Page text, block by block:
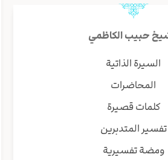
حبيب الكاظمي
السيرة الذاتية
المحاضرات
كلمات قصيرة
تفسير المتدبرين
ومضة تفسيرية